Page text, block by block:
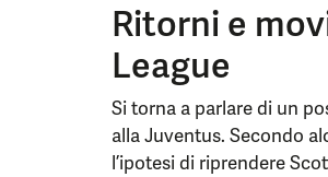
Ritorni e
League
Si torna a parlare di un
alla Juventus. Secondo
l’ipotesi di riprendere